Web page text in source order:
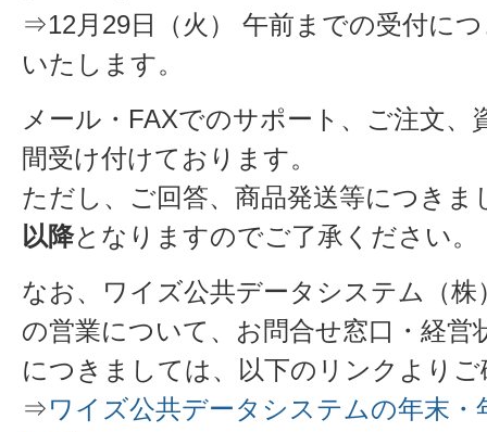
⇒12月29日（火） 午前までの受付に
いたします。
メール・FAXでのサポート、ご注文、
間受け付けております。
ただし、ご回答、商品発送等につきま
以降となりますのでご了承ください。
なお、ワイズ公共データシステム（株
の営業について、お問合せ窓口・経営
につきましては、以下のリンクより
⇒ワイズ公共データシステムの年末・